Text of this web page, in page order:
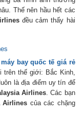
Thế nên hầu hết các
đều cảm thấy hài
bay quốc tế giá rẻ
trên thế giới: Bắc Kinh,
là địa điểm uy tín để
Airlines. Các bạn
Airlines của các chặng